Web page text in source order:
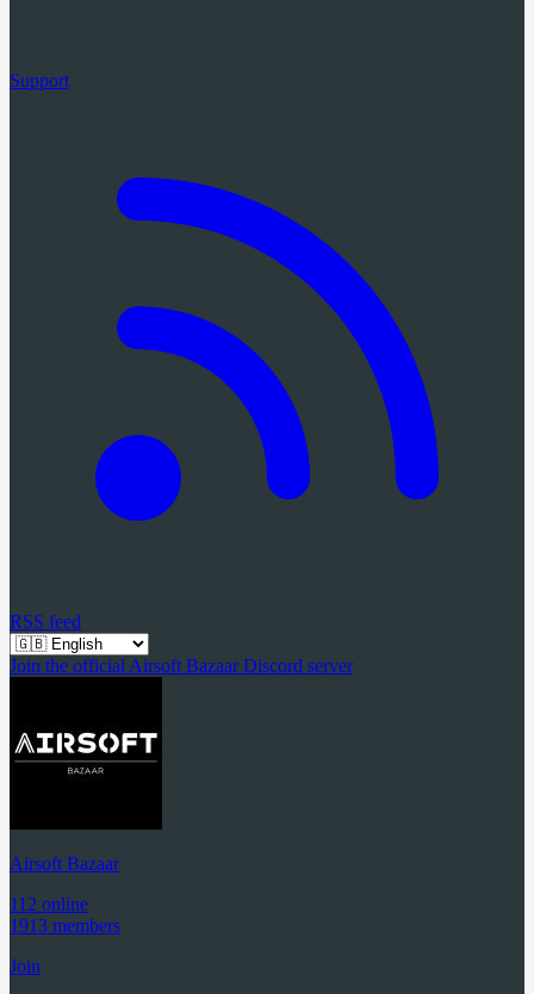
Support
RSS feed
Join the official Airsoft Bazaar Discord server
Airsoft Bazaar
112 online
1913 members
Join